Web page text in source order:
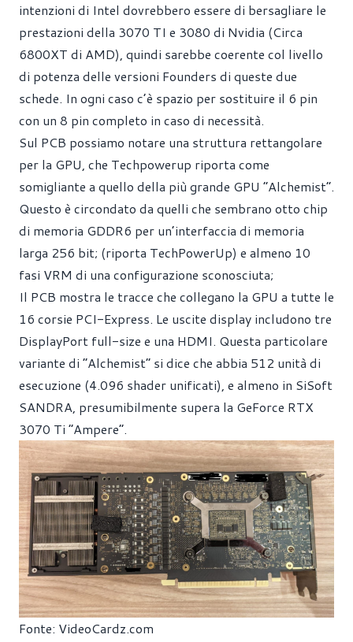
intenzioni di Intel dovrebbero essere di bersagliare le
prestazioni della 3070 TI e 3080 di Nvidia (Circa
6800XT di AMD), quindi sarebbe coerente col livello
di potenza delle versioni Founders di queste due
schede. In ogni caso c’è spazio per sostituire il 6 pin
con un 8 pin completo in caso di necessità.
Sul PCB possiamo notare una struttura rettangolare
per la GPU, che Techpowerup riporta come
somigliante a quello della più grande GPU “Alchemist”.
Questo è circondato da quelli che sembrano otto chip
di memoria GDDR6 per un’interfaccia di memoria
larga 256 bit; (riporta TechPowerUp) e almeno 10
fasi VRM di una configurazione sconosciuta;
Il PCB mostra le tracce che collegano la GPU a tutte le
16 corsie PCI-Express. Le uscite display includono tre
DisplayPort full-size e una HDMI. Questa particolare
variante di “Alchemist” si dice che abbia 512 unità di
esecuzione (4.096 shader unificati), e almeno in SiSoft
SANDRA, presumibilmente supera la GeForce RTX
3070 Ti “Ampere”.
Fonte: VideoCardz.com